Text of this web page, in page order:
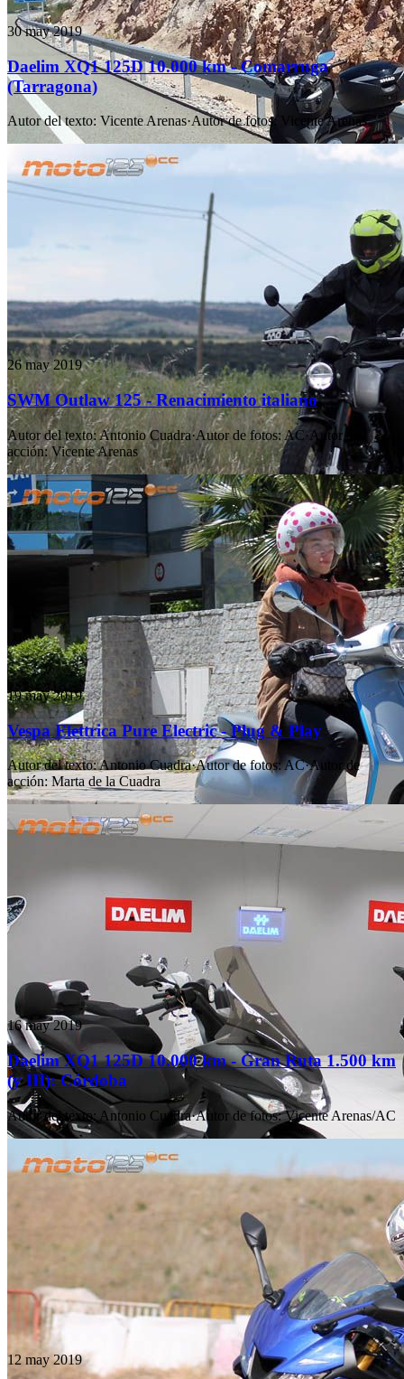
30 may 2019
Daelim XQ1 125D 10.000 km - Comarruga
(Tarragona)
Autor del texto: Vicente Arenas·Autor de fotos: Vicente Arenas
26 may 2019
SWM Outlaw 125 - Renacimiento italiano
Autor del texto:Antonio Cuadra·Autor de fotos: AC·Autor de
acción: Vicente Arenas
19 may 2019
Vespa Elettrica Pure Electric - Plug & Play
Autor del texto:Antonio Cuadra·Autor de fotos:AC·Autor de
acción: Marta de la Cuadra
16 may 2019
Daelim XQ1 125D 10.000 km - Gran Ruta 1.500 km
(y III): Córdoba
Autor del texto: Antonio Cuadra·Autor de fotos: Vicente Arenas/AC
12 may 2019